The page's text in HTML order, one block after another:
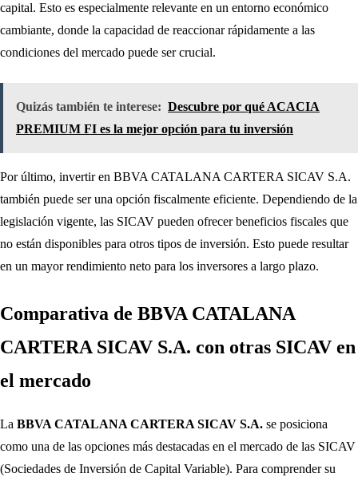
capital. Esto es especialmente relevante en un entorno económico
cambiante, donde la capacidad de reaccionar rápidamente a las
condiciones del mercado puede ser crucial.
Quizás también te interese: Descubre por qué ACACIA
PREMIUM FI es la mejor opción para tu inversión
Por último, invertir en BBVA CATALANA CARTERA SICAV S.A.
también puede ser una opción fiscalmente eficiente. Dependiendo de la
legislación vigente, las SICAV pueden ofrecer beneficios fiscales que
no están disponibles para otros tipos de inversión. Esto puede resultar
en un mayor rendimiento neto para los inversores a largo plazo.
Comparativa de BBVA CATALANA
CARTERA SICAV S.A. con otras SICAV en
el mercado
La BBVA CATALANA CARTERA SICAV S.A. se posiciona
como una de las opciones más destacadas en el mercado de las SICAV
(Sociedades de Inversión de Capital Variable). Para comprender su